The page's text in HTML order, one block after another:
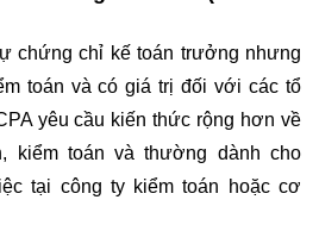
chứng chỉ kế toán trưởng nhưng
toán và có giá trị đối với các tổ
yêu cầu kiến thức rộng hơn về
kiểm toán và thường dành cho
tại công ty kiểm toán hoặc cơ